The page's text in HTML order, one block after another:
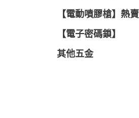
【電動噴膠槍】熱賣
【電子密碼鎖】
其他五金